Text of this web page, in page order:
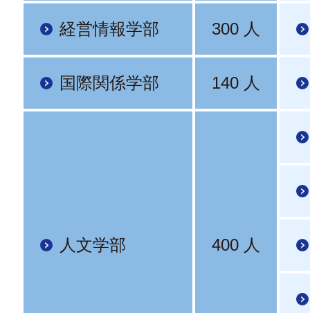
経営情報学部 300 人
国際関係学部 140 人
人文学部 400 人